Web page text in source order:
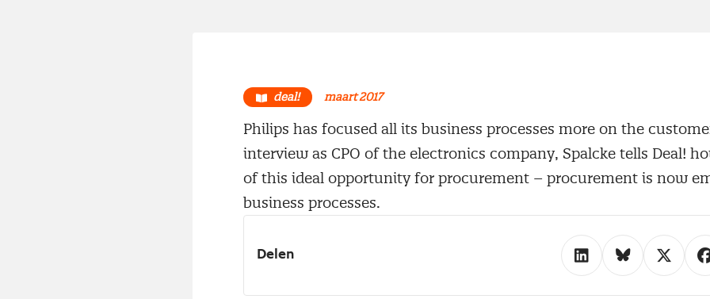
deal! maart 2017
Philips has focused all its business processes more on the
interview as CPO of the electronics company, Spalcke tells Deal!
of this ideal opportunity for procurement – procurement is now
business processes.
Delen